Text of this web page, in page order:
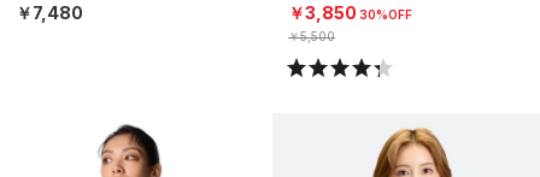
￥7,480 ￥3,850 30%OFF
￥5,500